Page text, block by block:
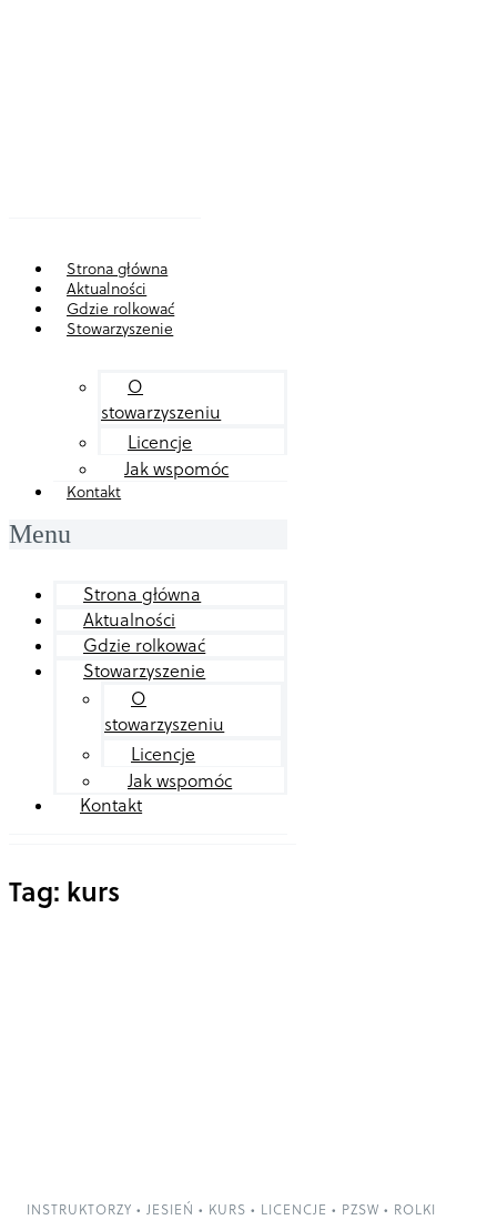
Strona główna
Aktualności
Gdzie rolkować
Stowarzyszenie
O
stowarzyszeniu
Licencje
Jak wspomóc
Kontakt
Menu
Strona główna
Aktualności
Gdzie rolkować
Stowarzyszenie
O
stowarzyszeniu
Licencje
Jak wspomóc
Kontakt
Tag: kurs
INSTRUKTORZY • JESIEŃ • KURS • LICENCJE • PZSW • ROLKI